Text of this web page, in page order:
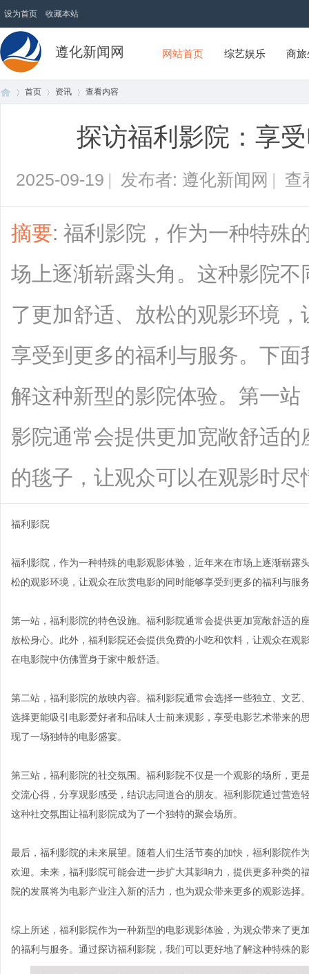
设为首页 收藏本站
遵化新闻网 网站首页 综艺娱乐 商
首页 资讯 查看内容
探访福利影院：享
2025-09-19 | 发布者: 遵化新闻网 | 查
摘要: 福利影院，作为一种特殊
场上逐渐崭露头角。这种影院
了更加舒适、放松的观影环境
享受到更多的福利与服务。下
解这种新型的影院体验。第一
影院通常会提供更加宽敞舒适
的毯子，让观众可以在观影时尽
福利影院
福利影院，作为一种特殊的电影观影体验，近年来在市场上逐渐崭露
松的观影环境，让观众在欣赏电影的同时能够享受到更多的福利与服
第一站，福利影院的特色设施。福利影院通常会提供更加宽敞舒适的
放松身心。此外，福利影院还会提供免费的小吃和饮料，让观众在
在电影院中仿佛置身于家中般舒适。
第二站，福利影院的放映内容。福利影院通常会选择一些独立、文艺
选择更能吸引电影爱好者和品味人士前来观影，享受电影艺术带来的
现了一场独特的电影盛宴。
第三站，福利影院的社交氛围。福利影院不仅是一个观影的场所，更
交流心得，分享观影感受，结识志同道合的朋友。福利影院通过营造
这种社交氛围让福利影院成为了一个独特的聚会场所。
最后，福利影院的未来展望。随着人们生活节奏的加快，福利影院作
欢迎。未来，福利影院可能会进一步扩大其影响力，提供更多种类的
院的发展将为电影产业注入新的活力，也为观众带来更多的观影选择
综上所述，福利影院作为一种新型的电影观影体验，为观众带来了更
的福利与服务。通过探访福利影院，我们可以更好地了解这种特殊